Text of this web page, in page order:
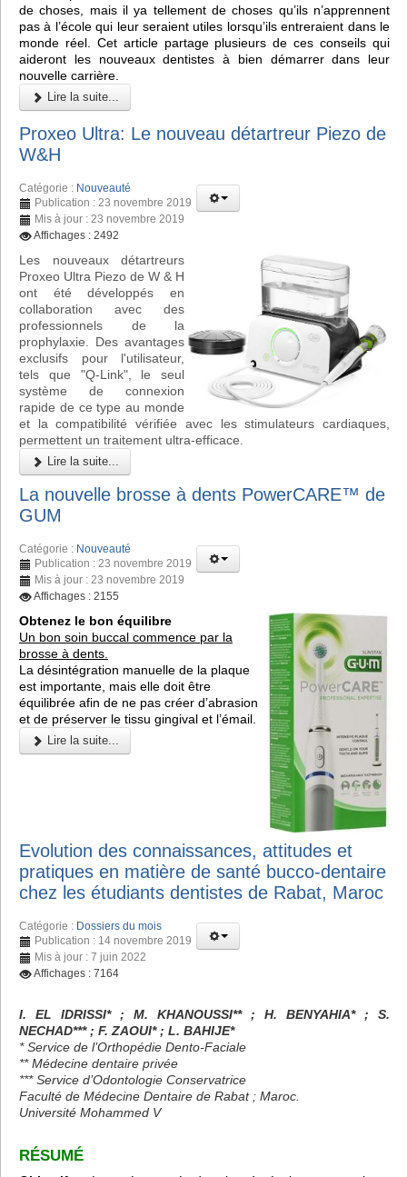
de choses, mais il ya tellement de choses qu’ils n’apprennent
pas à l’école qui leur seraient utiles lorsqu’ils entreraient dans le
monde réel. Cet article partage plusieurs de ces conseils qui
aideront les nouveaux dentistes à bien démarrer dans leur
nouvelle carrière.
Lire la suite...
Proxeo Ultra: Le nouveau détartreur Piezo de
W&H
Catégorie : Nouveauté
Publication : 23 novembre 2019
Mis à jour : 23 novembre 2019
Affichages : 2492
Les nouveaux détartreurs
Proxeo Ultra Piezo de W & H
ont été développés en
collaboration avec des
professionnels de la
prophylaxie. Des avantages
exclusifs pour l'utilisateur,
tels que "Q-Link", le seul
système de connexion
rapide de ce type au monde
et la compatibilité vérifiée avec les stimulateurs cardiaques,
permettent un traitement ultra-efficace.
Lire la suite...
La nouvelle brosse à dents PowerCARE™ de
GUM
Catégorie : Nouveauté
Publication : 23 novembre 2019
Mis à jour : 23 novembre 2019
Affichages : 2155
Obtenez le bon équilibre
Un bon soin buccal commence par la
brosse à dents.
La désintégration manuelle de la plaque
est importante, mais elle doit être
équilibrée afin de ne pas créer d’abrasion
et de préserver le tissu gingival et l’émail.
Lire la suite...
Evolution des connaissances, attitudes et
pratiques en matière de santé bucco-dentaire
chez les étudiants dentistes de Rabat, Maroc
Catégorie : Dossiers du mois
Publication : 14 novembre 2019
Mis à jour : 7 juin 2022
Affichages : 7164
I. EL IDRISSI* ; M. KHANOUSSI** ; H. BENYAHIA* ; S.
NECHAD*** ; F. ZAOUI* ; L. BAHIJE*
* Service de l’Orthopédie Dento-Faciale
** Médecine dentaire privée
*** Service d’Odontologie Conservatrice
Faculté de Médecine Dentaire de Rabat ; Maroc.
Université Mohammed V
RÉSUMÉ